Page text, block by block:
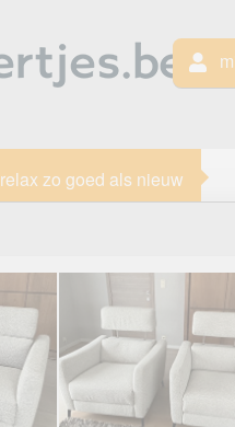
zo goed als nieuw